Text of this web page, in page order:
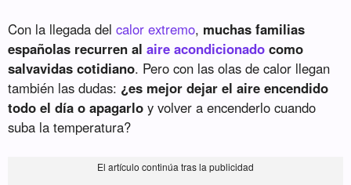
Con la llegada delcalor extremo, muchas familias
españolas recurren alaire acondicionado como
salvavidas cotidiano. Pero con las olas de calor llegan
también las dudas: ¿es mejor dejar el aire encendido
todo el día o apagarlo y volver a encenderlo cuando
suba la temperatura?